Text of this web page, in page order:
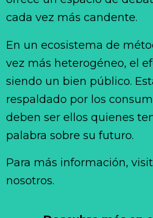
cada vez más candente.
En un ecosistema de
vez más heterogéneo, el
siendo un bien público.
respaldado por los
deben ser ellos quienes
palabra sobre su futuro.
Para más información,
nosotros.